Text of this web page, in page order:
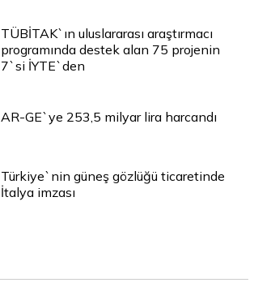
TÜBİTAK`ın uluslararası araştırmacı
programında destek alan 75 projenin
7`si İYTE`den
AR-GE`ye 253,5 milyar lira harcandı
Türkiye`nin güneş gözlüğü ticaretinde
İtalya imzası